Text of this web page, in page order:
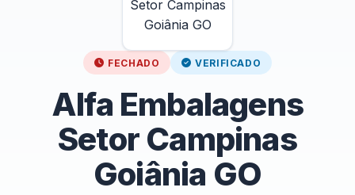
FECHADO VERIFICADO
Alfa Embalagens
Setor Campinas
Goiânia GO